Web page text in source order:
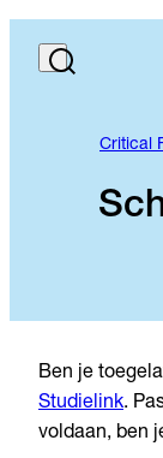
Critical
Ben je
Studielink.
voldaan, ben